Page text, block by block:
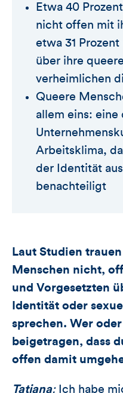
Etwa 40
nicht offen mit
etwa 31
über ihre
verheimlichen
Queere
allem eins: eine
Arbeitsklima,
der Identität
benachteiligt
Laut Studien
Menschen nicht,
und Vorgesetzten
Identität oder
sprechen. Wer
beigetragen, dass
offen damit
Tatjana: Ich habe